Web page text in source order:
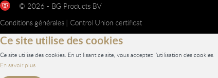
© 2026 - BG Products BV
Conditions générales | Control Union certificat
Ce site utilise des cookies
Ce site utilise des cookies. En utilisant ce site, vous acceptez l'utilisation des cookies.
En savoir plus